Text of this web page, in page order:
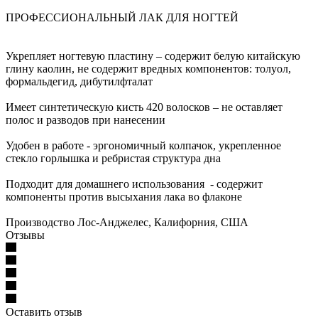
ПРОФЕССИОНАЛЬНЫЙ ЛАК ДЛЯ НОГТЕЙ
Укрепляет ногтевую пластину – содержит белую китайскую
глину каолин, не содержит вредных компонентов: толуол,
формальдегид, дибутилфталат
Имеет синтетическую кисть 420 волосков – не оставляет
полос и разводов при нанесении
Удобен в работе - эргономичный колпачок, укрепленное
стекло горлышка и ребристая структура дна
Подходит для домашнего использования - содержит
компоненты против высыхания лака во флаконе
Производство Лос-Анджелес, Калифорния, США
Отзывы
Оставить отзыв